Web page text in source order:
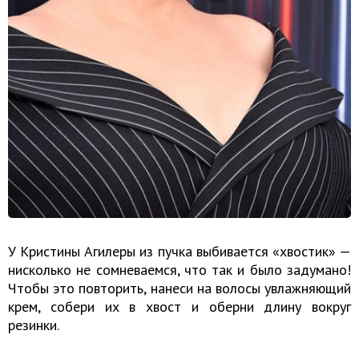
У Кристины Агилеры из пучка выбивается «хвостик» —
нисколько не сомневаемся, что так и было задумано!
Чтобы это повторить, нанеси на волосы увлажняющий
крем, собери их в хвост и оберни длину вокруг
резинки.